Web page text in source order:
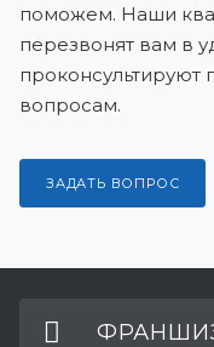
поможем. Наши
перезвонят вам в
вопросам.
ЗАДАТЬ ВОПРОС